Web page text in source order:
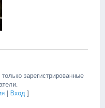
зарегистрированные
| Вход ]